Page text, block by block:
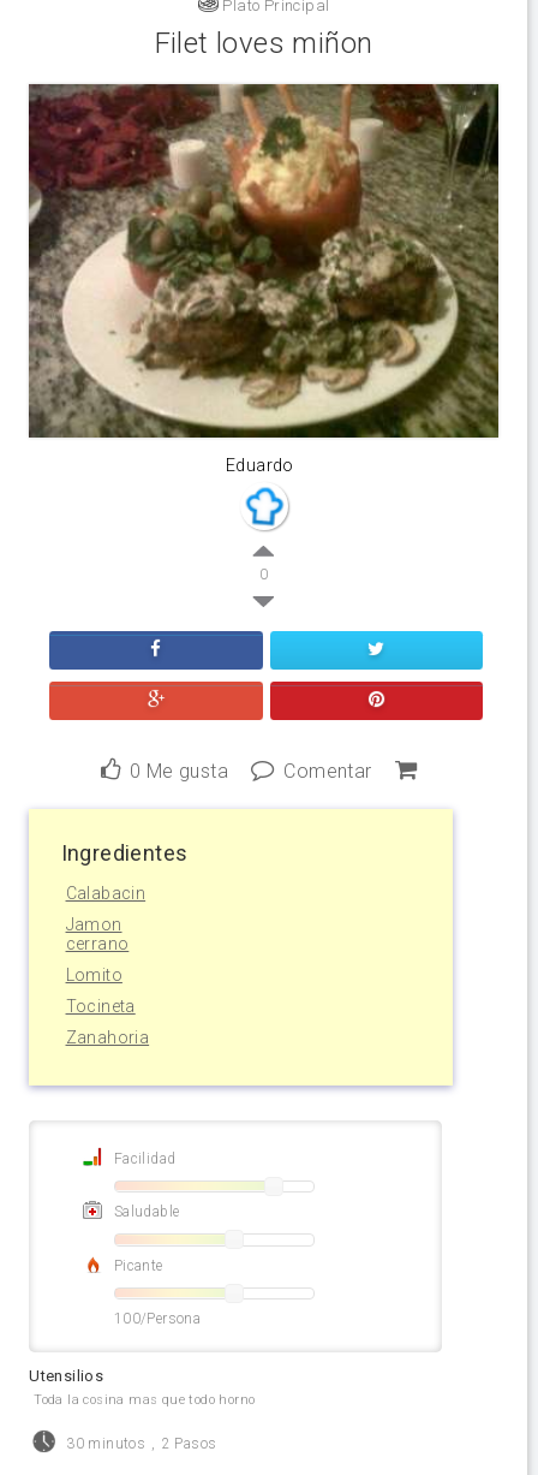
Plato Principal
Filet loves miñon
Eduardo
0
0 Me gusta Comentar
Ingredientes
Calabacin
Jamon
cerrano
Lomito
Tocineta
Zanahoria
Facilidad
Saludable
Picante
100/Persona
Utensilios
Toda la cosina mas que todo horno
30 minutos , 2 Pasos